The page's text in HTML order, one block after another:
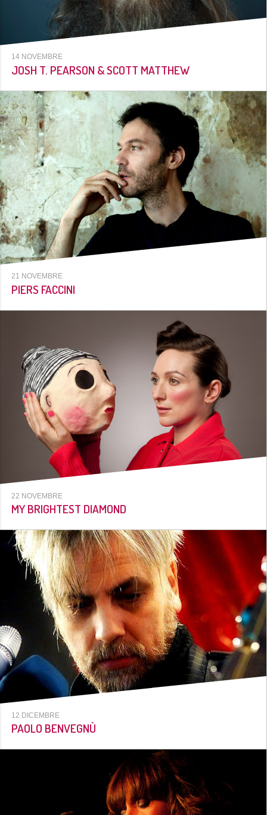
14 NOVEMBRE
JOSH T. PEARSON & SCOTT MATTHEW
21 NOVEMBRE
PIERS FACCINI
22 NOVEMBRE
MY BRIGHTEST DIAMOND
12 DICEMBRE
PAOLO BENVEGNÙ